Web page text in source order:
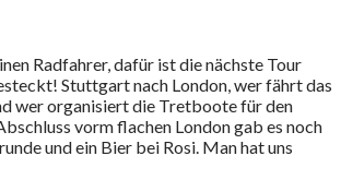
Radfahrer, dafür ist die nächste Tour
Stuttgart nach London, wer fährt das
wer organisiert die Tretboote für den
vorm flachen London gab es noch
und ein Bier bei Rosi. Man hat uns